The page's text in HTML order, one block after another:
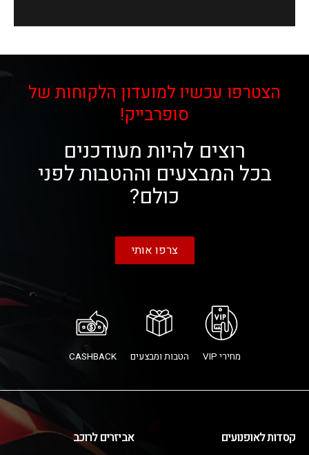
הצטרפו עכשיו למועדון הלקוחות של
סופרבייק!
רוצים להיות מעודכנים
בכל המבצעים וההטבות לפני
כולם?
צרפו אותי
מחירי VIP הטבות ומבצעים CASHBACK
קסדות לאופנועים אביזרים לרוכב